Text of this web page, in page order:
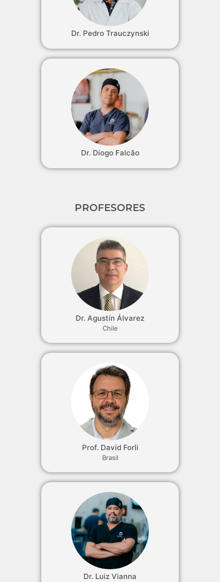
Dr. Pedro Trauczynski
Dr. Diogo Falcão
PROFESORES
Dr. Agustín Álvarez
Chile
Prof. David Forli
Brasil
Dr. Luiz Vianna